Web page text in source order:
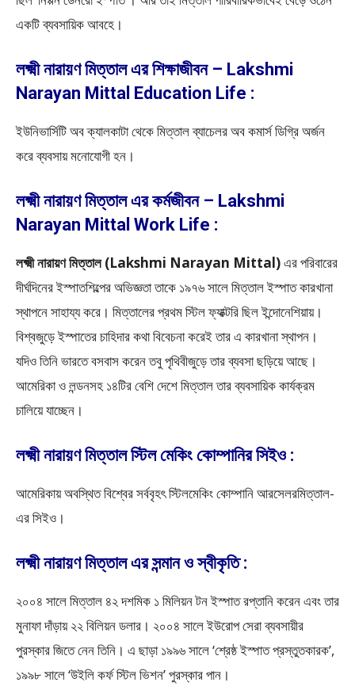
একটি ব্যবসায়িক আবহে।
লক্ষ্মী নারায়ণ মিত্তাল এর শিক্ষাজীবন – Lakshmi
Narayan Mittal Education Life :
ইউনিভার্সিটি অব ক্যালকাটা থেকে মিত্তাল ব্যাচেলর অব কমার্স ডিগ্রি অর্জন
করে ব্যবসায় মনোযোগী হন।
লক্ষ্মী নারায়ণ মিত্তাল এর কর্মজীবন – Lakshmi
Narayan Mittal Work Life :
লক্ষ্মী নারায়ণ মিত্তাল (Lakshmi Narayan Mittal)এর পরিবারের
দীর্ঘদিনের ইস্পাতশিল্পের অভিজ্ঞতা তাকে ১৯৭৬ সালে মিত্তাল ইস্পাত কারখানা
স্থাপনে সাহায্য করে। মিত্তালের প্রথম স্টিল ফ্যাক্টরি ছিল ইন্দোনেশিয়ায়।
বিশ্বজুড়ে ইস্পাতের চাহিদার কথা বিবেচনা করেই তার এ কারখানা স্থাপন।
যদিও তিনি ভারতে বসবাস করেন তবু পৃথিবীজুড়ে তার ব্যবসা ছড়িয়ে আছে।
আমেরিকা ও লন্ডনসহ ১৪টির বেশি দেশে মিত্তাল তার ব্যবসায়িক কার্যক্রম
চালিয়ে যাচ্ছেন।
লক্ষ্মী নারায়ণ মিত্তাল স্টিল মেকিং কোম্পানির সিইও :
আমেরিকায় অবস্থিত বিশ্বের সর্ববৃহৎ স্টিলমেকিং কোম্পানি আরসেলরমিত্তাল-
এর সিইও।
লক্ষ্মী নারায়ণ মিত্তাল এর সন্মান ও স্বীকৃতি :
২০০৪ সালে মিত্তাল ৪২ দশমিক ১ মিলিয়ন টন ইস্পাত রপ্তানি করেন এবং তার
মুনাফা দাঁড়ায় ২২ বিলিয়ন ডলার। ২০০৪ সালে ইউরোপ সেরা ব্যবসায়ীর
পুরস্কার জিতে নেন তিনি। এ ছাড়া ১৯৯৬ সালে ‘শ্রেষ্ঠ ইস্পাত প্রস্তুতকারক’,
১৯৯৮ সালে ‘উইলি কর্ফ স্টিল ভিশন’ পুরস্কার পান।